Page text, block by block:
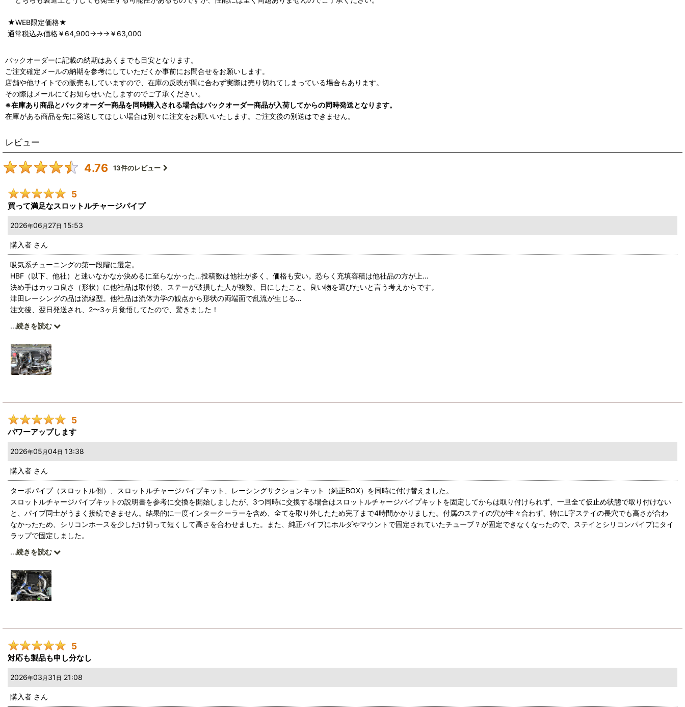
★WEB限定価格★
通常税込み価格￥64,900→→→￥63,000
バックオーダーに記載の納期はあくまでも目安となります。
ご注文確定メールの納期を参考にしていただくか事前にお問合せをお願いします。
店舗や他サイトでの販売もしていますので、在庫の反映が間に合わず実際は売り切れてしまっている場合もあります。
その際はメールにてお知らせいたしますのでご了承ください。
※在庫あり商品とバックオーダー商品を同時購入される場合はバックオーダー商品が入荷してからの同時発送となります。
在庫がある商品を先に発送してほしい場合は別々に注文をお願いいたします。ご注文後の別送はできません。
レビュー
4.76 13件のレビュー
5
買って満足なスロットルチャージパイプ
2026年06 月 27日 15:53
購入者 さん
吸気系チューニングの第一段階に選定。
HBF（以下、他社）と迷いなかなか決めるに至らなかった…投稿数は他社が多く、価格も安い。恐らく充填容積は他社品の方が上…
決め手はカッコ良さ（形状）に他社品は取付後、ステーが破損した人が複数、目にしたこと。良い物を選びたいと言う考えからです。
津田レーシングの品は流線型。他社品は流体力学の観点から形状の両端面で乱流が生じる…
注文後、翌日発送され、2〜3ヶ月覚悟してたので、驚きました！
中身を確認すると、チャージパイプが肉厚で、ステー2種類もしっかりしており、破損はしないと確信が持てました。
位置合わせに4，5回掛かったものの、1週間強試乗してみた感想は「大満足！」。Pivotのパワードライブ、スロコン、チタンMufflerの仕様にチャージパイプを追加したら、背中に若干Gを感じる様になり、坂
道も楽に上る様になりました♪いつもエコモードでのんびり走る為、国道に出ると遅れる事が多く、レスポンスモードに切替えるのが日課でしたが、エコモードのまま、すいすい走れ快適そのものでした。ま
た津田レーシングの品を買いたいと感じてます。
...続きを読む
5
パワーアップします
2026年05 月04日 13:38
購入者 さん
ターボパイプ（スロットル側）、スロットルチャージパイプキット、レーシングサクションキット（純正BOX）を同時に付け替えました。
スロットルチャージパイプキットの説明書を参考に交換を開始しましたが、3つ同時に交換する場合はスロットルチャージパイプキットを固定してからは取り付けられず、一旦全て仮止め状態で取り付けない
と、パイプ同士がうまく接続できません。結果的に一度インタークーラーを含め、全てを取り外したため完了まで4時間かかりました。付属のステイの穴が中々合わず、特にL字ステイの長穴でも高さが合わ
なかったため、シリコンホースを少しだけ切って短くして高さを合わせました。また、純正パイプにホルダやマウントで固定されていたチューブ？が固定できなくなったので、ステイとシリコンパイプにタイ
ラップで固定しました。
既にインタークーラーとターボパイプ（タービン側）、ハイパーマフラーを取り付けていたのと、3点同時に交換したため、単独での効果はわかりませんが、明らかにアクセルのレスポンスが良くなったと感
じます。アクセルを踏んだ分だけ回転数が上がり、3500回転以上もすんなり超えて吹け上がりが良くなりました。取り付け前は一般道では巡航速度 は4速でなければちょっとした坂でも力不足を感じていま
したが、5速で走ってもパワー不足を感じなくなりました。燃費の面でも効果がありそうです。
これでひとまず吸排気系は完了です。
...続きを読む
5
対応も製品も申し分なし
2026年03 月 31 日 21:08
購入者 さん